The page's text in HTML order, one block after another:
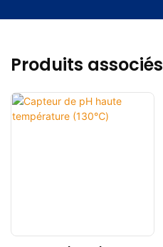
Produits associés